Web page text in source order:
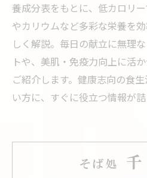
養成分表をもとに、低カロリ
やカリウムなど多彩な栄養を
しく解説。毎日の献立に無理
トや、美肌・免疫力向上に活
ご紹介します。健康志向の食
い方に、すぐに役立つ情報が詰